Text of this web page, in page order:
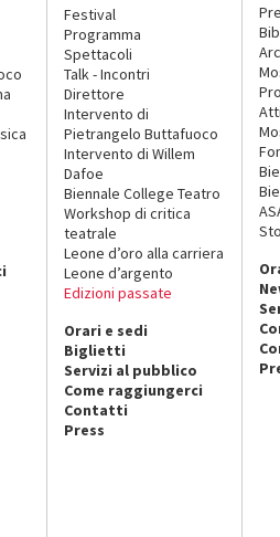
Festival
Programma
Spettacoli
Talk - Incontri
Direttore
Intervento di
Pietrangelo Buttafuoco
Intervento di Willem
Dafoe
Biennale College Teatro
Workshop di critica
teatrale
Leone d’oro alla carriera
Leone d’argento
Edizioni passate
Orari e sedi
Biglietti
Servizi al pubblico
Come raggiungerci
Contatti
Press